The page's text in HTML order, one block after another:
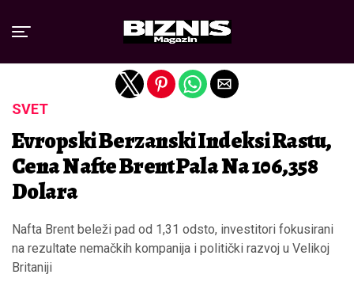
SVET
Evropski Berzanski Indeksi Rastu,
Cena Nafte Brent Pala Na 106,358
Dolara
Nafta Brent beleži pad od 1,31 odsto, investitori fokusirani
na rezultate nemačkih kompanija i politički razvoj u Velikoj
Britaniji
Exit mobile version